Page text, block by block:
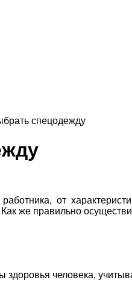
спецодежду
от
же правильно
человека,